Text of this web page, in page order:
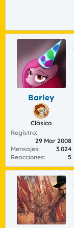
Barley
Clásico
Registro
29 Mar 2008
Mensajes
3.024
Reacciones
5